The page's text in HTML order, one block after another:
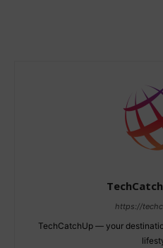
https://
TechCatchUp — your